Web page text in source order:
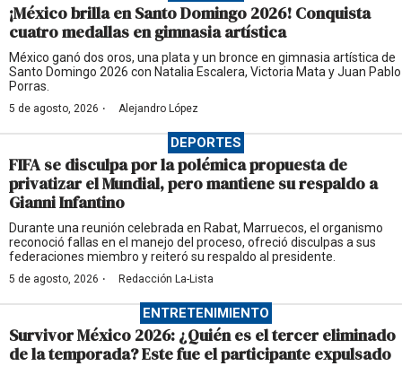
¡México brilla en Santo Domingo 2026! Conquista
cuatro medallas en gimnasia artística
México ganó dos oros, una plata y un bronce en gimnasia artística de
Santo Domingo 2026 con Natalia Escalera, Victoria Mata y Juan Pablo
Porras.
5 de agosto, 2026 · Alejandro López
DEPORTES
FIFA se disculpa por la polémica propuesta de
privatizar el Mundial, pero mantiene su respaldo a
Gianni Infantino
Durante una reunión celebrada en Rabat, Marruecos, el organismo
reconoció fallas en el manejo del proceso, ofreció disculpas a sus
federaciones miembro y reiteró su respaldo al presidente.
5 de agosto, 2026 · Redacción La-Lista
ENTRETENIMIENTO
Survivor México 2026: ¿Quién es el tercer eliminado
de la temporada? Este fue el participante expulsado